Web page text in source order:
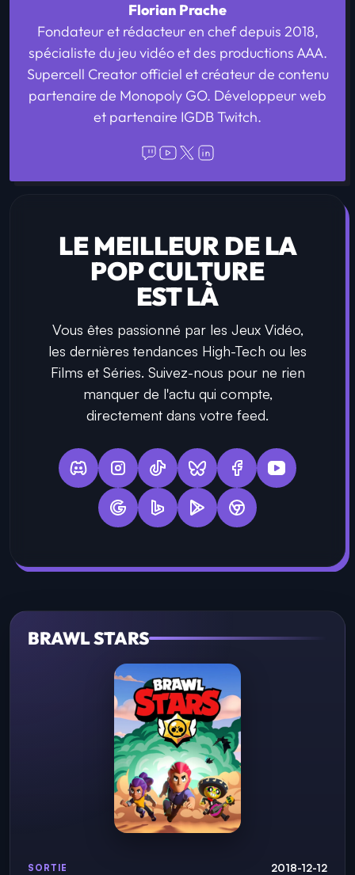
Florian Prache
Fondateur et rédacteur en chef depuis 2018,
spécialiste du jeu vidéo et des productions AAA.
Supercell Creator officiel et créateur de contenu
partenaire de Monopoly GO. Développeur web
et partenaire IGDB Twitch.
LE MEILLEUR DE LA
POP CULTURE
EST LÀ
Vous êtes passionné par les Jeux Vidéo,
les dernières tendances High-Tech ou les
Films et Séries. Suivez-nous pour ne rien
manquer de l'actu qui compte,
directement dans votre feed.
BRAWL STARS
SORTIE 2018-12-12